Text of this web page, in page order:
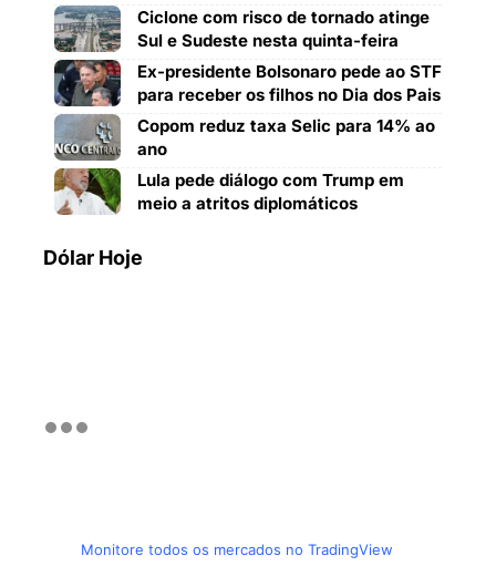
Ciclone com risco de tornado atinge
Sul e Sudeste nesta quinta-feira
Ex-presidente Bolsonaro pede ao STF
para receber os filhos no Dia dos Pais
Copom reduz taxa Selic para 14% ao
ano
Lula pede diálogo com Trump em
meio a atritos diplomáticos
Dólar Hoje
Monitore todos os mercados no TradingView